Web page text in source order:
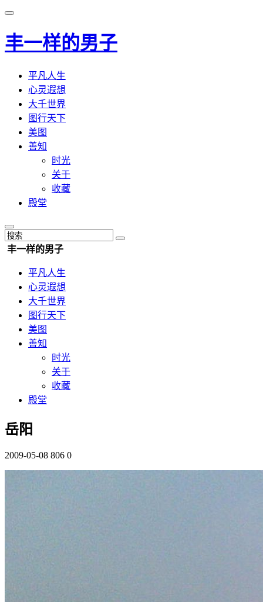
丰一样的男子
平凡人生
心灵遐想
大千世界
图行天下
美图
善知
时光
关于
收藏
殿堂
丰一样的男子
平凡人生
心灵遐想
大千世界
图行天下
美图
善知
时光
关于
收藏
殿堂
岳阳
2009-05-08 806 0